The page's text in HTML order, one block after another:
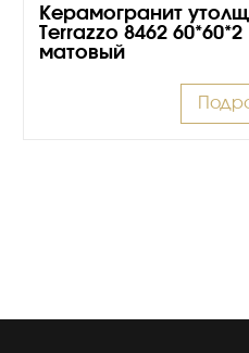
Керамогранит
Terrazzo 8462 60*60*2
матовый